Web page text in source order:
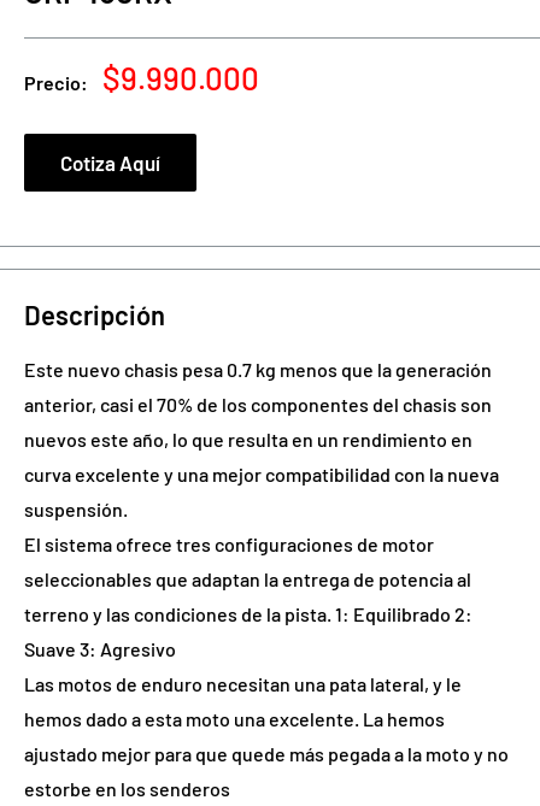
Precio:
Precio
venta
$9.990.000
Cotiza Aquí
Descripción
Este nuevo chasis pesa 0.7 kg menos que la generación
anterior, casi el 70% de los componentes del chasis son
nuevos este año, lo que resulta en un rendimiento en
curva excelente y una mejor compatibilidad con la nueva
suspensión.
El sistema ofrece tres configuraciones de motor
seleccionables que adaptan la entrega de potencia al
terreno y las condiciones de la pista. 1: Equilibrado 2:
Suave 3: Agresivo
Las motos de enduro necesitan una pata lateral, y le
hemos dado a esta moto una excelente. La hemos
ajustado mejor para que quede más pegada a la moto y no
estorbe en los senderos